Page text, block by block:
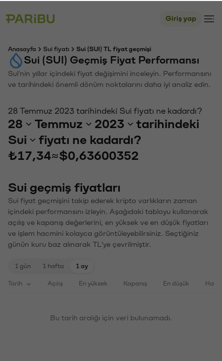
Giriş yap
Anasayfa Sui fiyatı Sui (SUI) TL fiyat geçmişi
Sui (SUI) Geçmiş Fiyat Performansı
Sui'nin yıllar içindeki fiyat değişimini inceleyin. Performansını
ve tarihindeki önemli dönüm noktalarını daha iyi analiz edin.
28 Temmuz 2023 tarihindeki Sui fiyatı ne kadardı?
28 Temmuz 2023
tarihindeki
Sui
fiyatı ne kadardı?
₺17,34≈$0,63600352
Sui geçmiş fiyatları
Sui fiyat geçmişini takip ederek kripto varlıkların zaman
içindeki performansını izleyin. Aşağıdaki tabloyu kullanarak
açılış ve kapanış değerlerini, en yüksek ve en düşük fiyatları
ve işlem hacmini kolayca görüntüleyebilirsiniz. Seçtiğiniz
günün kuru baz alınarak TL'ye çevrilmiştir.
1 gün 1 hafta 1 ay
Tarih Açılış En yüksek Kapanış En düşük
Bu tarih aralığı için veri bulunamadı.